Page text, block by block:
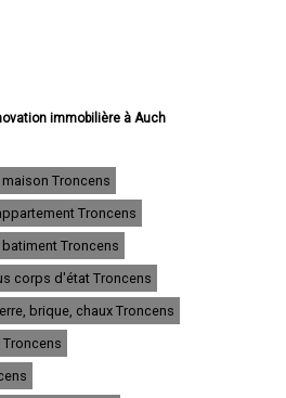
immobilière à Auch
immobilière à Fleurance
immobilière à Eauze
immobilière à Mirande
immobilière à Lectoure
immobilière à Vic-Fezensac
immobilière à Gimont
immobilière à Pavie
immobilière à Samatan
immobilière à Nogaro
immobilière à Lombez
immobilière à Mauvezin
immobilière à Cazaubon
Troncens
Troncens
Troncens
corps d'état Troncens
brique, chaux Troncens